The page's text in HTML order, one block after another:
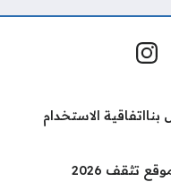
التواصل
إنستغرام
بنااتفاقية الاستخدام
تثقف 2026